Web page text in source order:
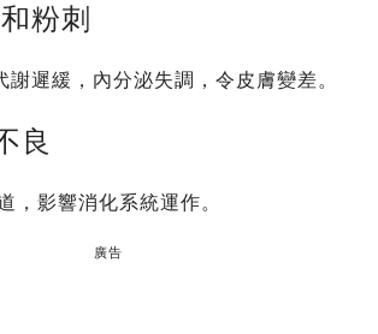
粉刺
謝遲緩，內分泌失調，令皮膚變差。
良
，影響消化系統運作。
廣告